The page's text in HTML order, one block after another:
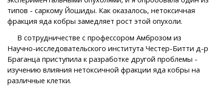
типов - саркому Йошиды. Как оказалось, нетоксичная
фракция яда кобры замедляет рост этой опухоли.
В сотрудничестве с профессором Амброзом из
Научно-исследовательского института Честер-Битти д-р
Браганца приступила к разработке другой проблемы -
изучению влияния нетоксичной фракции яда кобры на
различные клетки.